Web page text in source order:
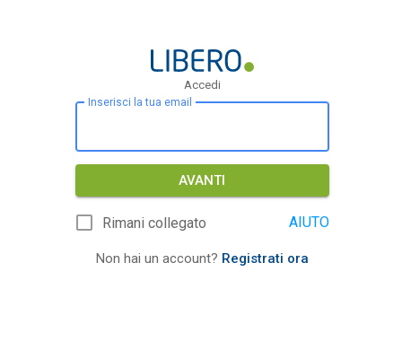
Accedi
Inserisci la tua email
AVANTI
Rimani collegato AIUTO
Non hai un account? Registrati ora